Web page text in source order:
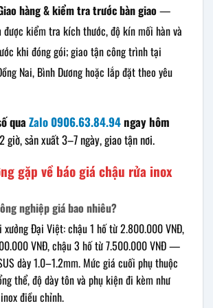
hàng & kiểm tra trước bàn giao—
được kiểm tra kích thước, độ kín mối hàn và
khi đóng gói; giao tận công trình tại
Nai, Bình Dương hoặc lắp đặt theo yêu
qua Zalo 0906.63.84.94ngay hôm
sản xuất 3–7 ngày, giao tận nơi.
gặp về báo giá chậu rửa inox
nghiệp giá bao nhiêu?
Đại Việt: chậu 1 hố từ 2.800.000 VNĐ,
VNĐ, chậu 3 hố từ 7.500.000 VNĐ —
dày 1.0–1.2mm. Mức giá cuối phụ thuộc
thể, độ dày tôn và phụ kiện đi kèm như
điều chỉnh.